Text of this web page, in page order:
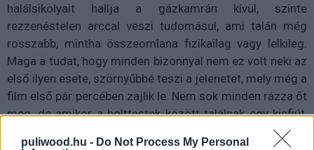
puliwood.hu - Do Not Process My Personal
halálsikolyait hallja a gázkamrán kívül, szinte
rezzenéstelen arccal veszi tudomásul, ami talán még
rosszabb, mintha összeomlana fizikailag vagy lelkileg.
Maga a tudat, hogy minden bizonnyal nem ez volt neki az
első ilyen esete, szörnyűbbé teszi a jelenetet, mely még a
film első pár percében zajlik le. Nem sok minden rázza őt
meg, de amikor a holttestek között találnak egy kisfiút,
akkor elszakad a cérna és addig nem nyugszik, amíg